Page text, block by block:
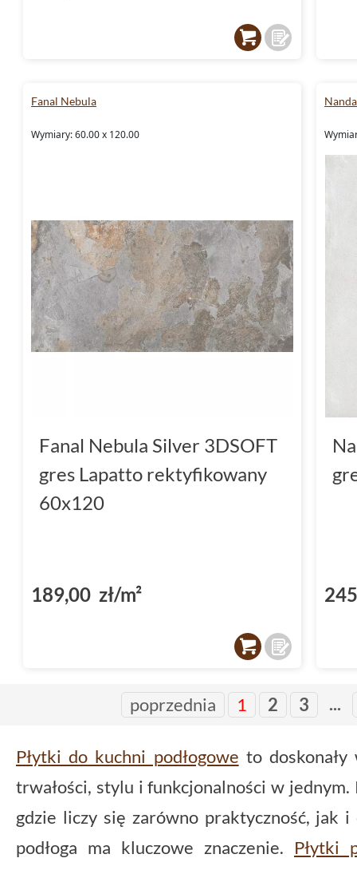
Fanal Nebula
Wymiary: 60.00 x 120.00
Fanal Nebula Silver 3DSOFT
gres Lapatto rektyfikowany
60x120
189,00 zł/m²
poprzednia 1 2 3 ...
Płytki do kuchni podłogowe to
trwałości, stylu i funkcjonalności w jednym.
gdzie liczy się zarówno praktyczność, jak
podłoga ma kluczowe znaczenie. Płytki